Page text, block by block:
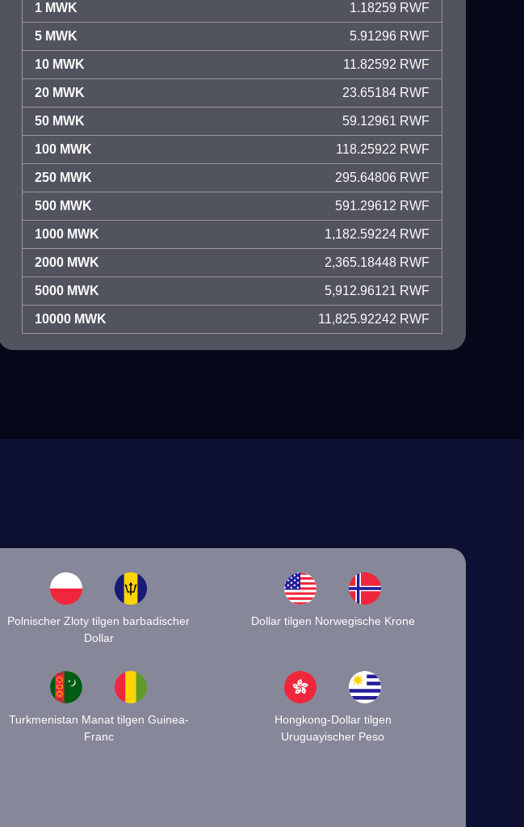
1 MWK 1.18259 RWF
5 MWK 5.91296 RWF
10 MWK 11.82592 RWF
20 MWK 23.65184 RWF
50 MWK 59.12961 RWF
100 MWK 118.25922 RWF
250 MWK 295.64806 RWF
500 MWK 591.29612 RWF
1000 MWK 1,182.59224 RWF
2000 MWK 2,365.18448 RWF
5000 MWK 5,912.96121 RWF
10000 MWK 11,825.92242 RWF
Polnischer Zloty tilgen barbadischer
Dollar
Dollar tilgen Norwegische Krone
Turkmenistan Manat tilgen Guinea-
Franc
Hongkong-Dollar tilgen
Uruguayischer Peso